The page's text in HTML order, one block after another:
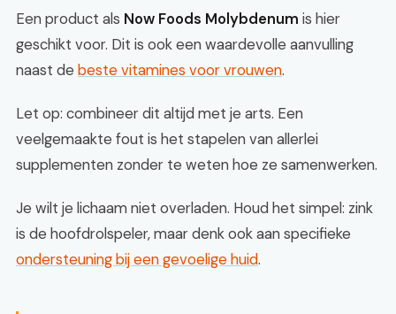
Een product als Now Foods Molybdenum is hier
geschikt voor. Dit is ook een waardevolle aanvulling
naast de beste vitamines voor vrouwen.
Let op: combineer dit altijd met je arts. Een
veelgemaakte fout is het stapelen van allerlei
supplementen zonder te weten hoe ze samenwerken.
Je wilt je lichaam niet overladen. Houd het simpel: zink
is de hoofdrolspeler, maar denk ook aan specifieke
ondersteuning bij een gevoelige huid.